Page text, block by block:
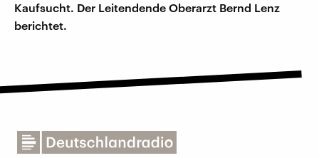
Kaufsucht. Der Leitendende Oberarzt Bernd Lenz
berichtet.